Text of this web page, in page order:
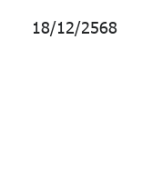
18/12/2568